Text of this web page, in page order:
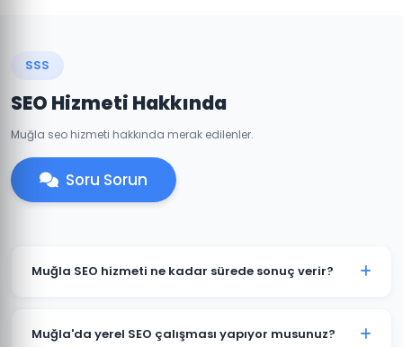
SSS
SEO Hizmeti Hakkında
Muğla seo hizmeti hakkında merak edilenler.
Soru Sorun
Muğla SEO hizmeti ne kadar sürede sonuç verir?
anlamlı sonuçlar görülmeye başlar. Muğla'daki
Muğla'da yerel SEO çalışması yapıyor musunuz?